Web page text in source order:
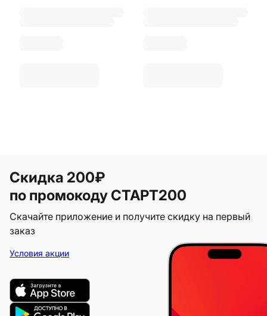
Скидка 200₽
по промокоду СТАРТ200
Скачайте приложение и получите скидку на первый
заказ
Условия акции